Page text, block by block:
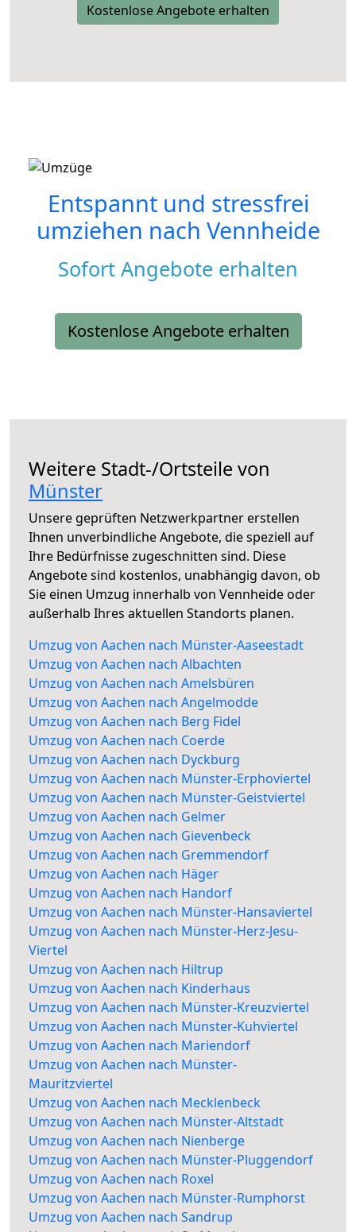
Kostenlose Angebote erhalten
Entspannt und stressfrei
umziehen nach Vennheide
Sofort Angebote erhalten
Kostenlose Angebote erhalten
Weitere Stadt-/Ortsteile von
Münster
Unsere geprüften Netzwerkpartner erstellen
Ihnen unverbindliche Angebote, die speziell auf
Ihre Bedürfnisse zugeschnitten sind. Diese
Angebote sind kostenlos, unabhängig davon, ob
Sie einen Umzug innerhalb von Vennheide oder
außerhalb Ihres aktuellen Standorts planen.
Umzug von Aachen nach Münster-Aaseestadt
Umzug von Aachen nach Albachten
Umzug von Aachen nach Amelsbüren
Umzug von Aachen nach Angelmodde
Umzug von Aachen nach Berg Fidel
Umzug von Aachen nach Coerde
Umzug von Aachen nach Dyckburg
Umzug von Aachen nach Münster-Erphoviertel
Umzug von Aachen nach Münster-Geistviertel
Umzug von Aachen nach Gelmer
Umzug von Aachen nach Gievenbeck
Umzug von Aachen nach Gremmendorf
Umzug von Aachen nach Häger
Umzug von Aachen nach Handorf
Umzug von Aachen nach Münster-Hansaviertel
Umzug von Aachen nach Münster-Herz-Jesu-
Viertel
Umzug von Aachen nach Hiltrup
Umzug von Aachen nach Kinderhaus
Umzug von Aachen nach Münster-Kreuzviertel
Umzug von Aachen nach Münster-Kuhviertel
Umzug von Aachen nach Mariendorf
Umzug von Aachen nach Münster-
Mauritzviertel
Umzug von Aachen nach Mecklenbeck
Umzug von Aachen nach Münster-Altstadt
Umzug von Aachen nach Nienberge
Umzug von Aachen nach Münster-Pluggendorf
Umzug von Aachen nach Roxel
Umzug von Aachen nach Münster-Rumphorst
Umzug von Aachen nach Sandrup